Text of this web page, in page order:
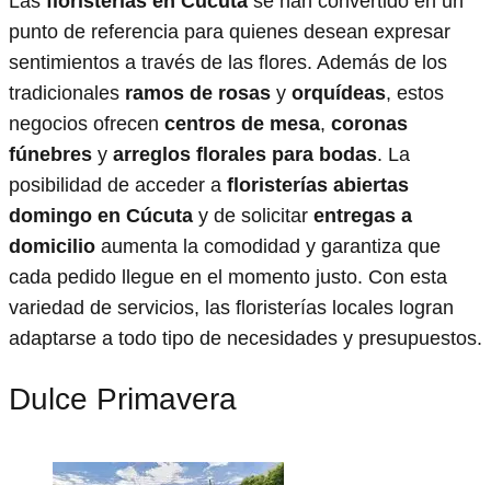
punto de referencia para quienes desean expresar
sentimientos a través de las flores. Además de los
tradicionales ramos de rosas y orquídeas, estos
negocios ofrecen centros de mesa, coronas
fúnebres y arreglos florales para bodas. La
posibilidad de acceder a floristerías abiertas
domingo en Cúcuta y de solicitar entregas a
domicilio aumenta la comodidad y garantiza que
cada pedido llegue en el momento justo. Con esta
variedad de servicios, las floristerías locales logran
adaptarse a todo tipo de necesidades y presupuestos.
Dulce Primavera